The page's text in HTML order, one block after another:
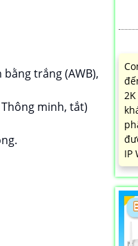
bằng trắng (AWB),
minh, tắt)
IP